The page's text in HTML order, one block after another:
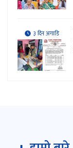
३ दिन अगाडि